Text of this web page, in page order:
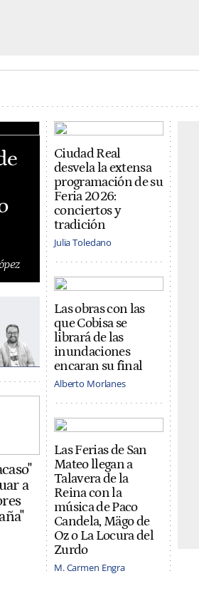
a
Ciudad Real
desvela la extensa
programación de su
Feria 2026:
conciertos y
tradición
Julia Toledano
Las obras con las
que Cobisa se
librará de las
inundaciones
encaran su final
Alberto Morlanes
Las Ferias de San
Mateo llegan a
Talavera de la
Reina con la
música de Paco
Candela, Mägo de
Oz o La Locura del
Zurdo
M. Carmen Engra